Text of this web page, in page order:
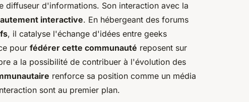
diffuseur d'informations. Son interaction avec la
interactive. En hébergeant des forums
, il catalyse l'échange d'idées entre geeks
pour fédérer cette communauté reposent sur
a la possibilité de contribuer à l'évolution des
renforce sa position comme un média
sont au premier plan.